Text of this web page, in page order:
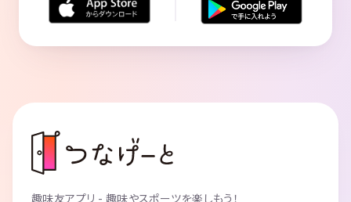
趣味友アプリ - 趣味やスポーツを楽しもう！